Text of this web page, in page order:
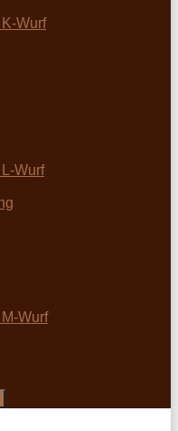
Wurf
Wurf
Wurf